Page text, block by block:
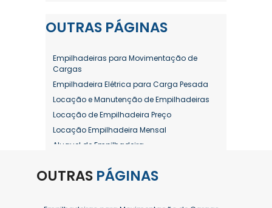
OUTRAS PÁGINAS
Empilhadeiras para Movimentação de
Cargas
Empilhadeira Elétrica para Carga Pesada
Locação e Manutenção de Empilhadeiras
Locação de Empilhadeira Preço
Locação Empilhadeira Mensal
Aluguel de Empilhadeira
Aluguel de Empilhadeira Diária Valor
Aluguel de Empilhadeira Elétrica Preço
OUTRAS PÁGINAS